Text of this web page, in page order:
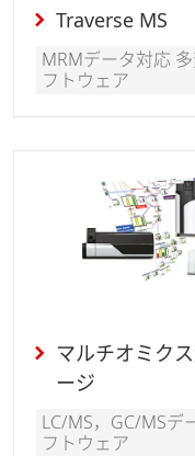
Traverse MS
MRMデータ対応
フトウェア
マルチオミク
ージ
LC/MS，GC/MSデ
フトウェア